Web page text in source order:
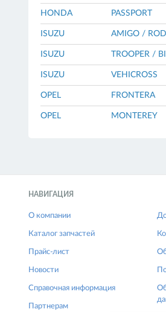
HONDA PASSPORT
ISUZU AMIGO /
ISUZU TROOPER /
ISUZU VEHICROSS
OPEL FRONTERA
OPEL MONTEREY
НАВИГАЦИЯ
О компании
Каталог запчастей
Прайс-лист
Новости
Справочная информация
Партнерам